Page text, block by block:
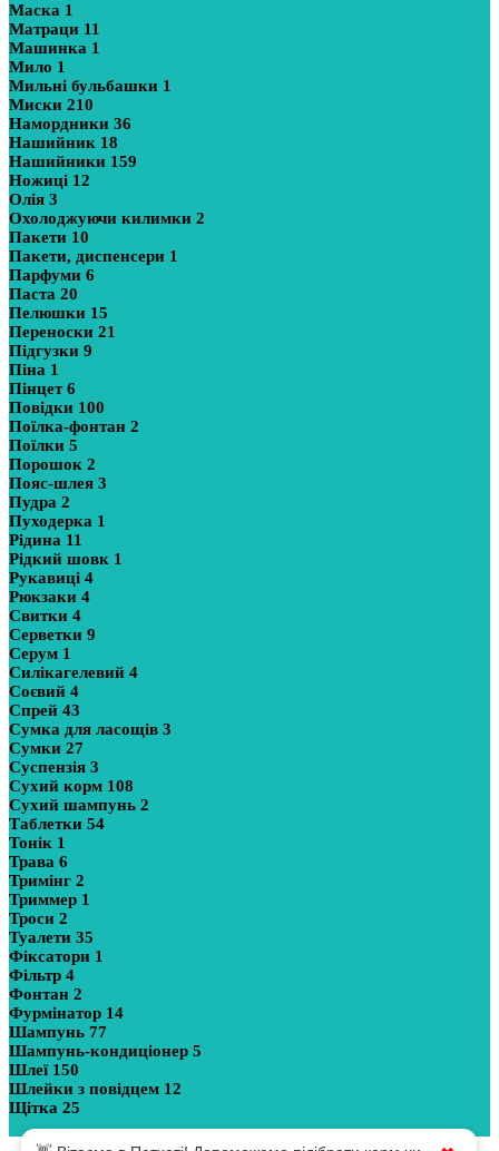
Маска 1
Матраци 11
Машинка 1
Мило 1
Мильні бульбашки 1
Миски 210
Намордники 36
Нашийник 18
Нашийники 159
Ножиці 12
Олія 3
Охолоджуючи килимки 2
Пакети 10
Пакети, диспенсери 1
Парфуми 6
Паста 20
Пелюшки 15
Переноски 21
Підгузки 9
Піна 1
Пінцет6
Повідки 100
Поїлка-фонтан 2
Поїлки 5
Порошок 2
Пояс-шлея 3
Пудра 2
Пуходерка 1
Рідина 11
Рідкий шовк 1
Рукавиці 4
Рюкзаки 4
Свитки 4
Серветки 9
Серум 1
Силікагелевий 4
Соєвий 4
Спрей 43
Сумка для ласощів 3
Сумки 27
Суспензія 3
Сухий корм 108
Сухий шампунь 2
Таблетки 54
Тонік 1
Трава 6
Тримінг 2
Триммер 1
Троси 2
Туалети 35
Фіксатори 1
Фільтр 4
Фонтан 2
Фурмінатор 14
Шампунь 77
Шампунь-кондиціонер 5
Шлеї 150
Шлейки з повідцем 12
Щітка 25
Показати більше